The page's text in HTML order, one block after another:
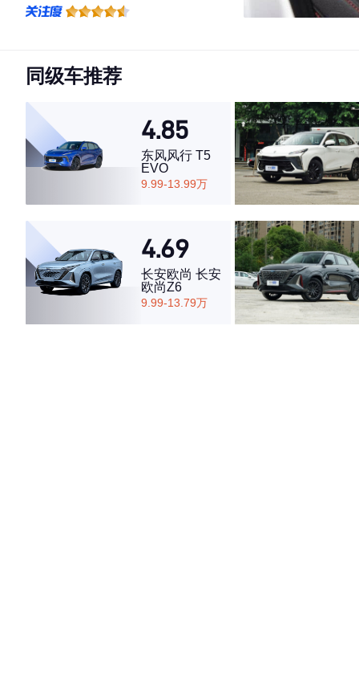
·空间表现较为优秀，优于64%同级车
同级车推荐
4.85
东风风行 T5
EVO
9.99-13.99万
4.69
长安欧尚 长安
欧尚Z6
9.99-13.79万